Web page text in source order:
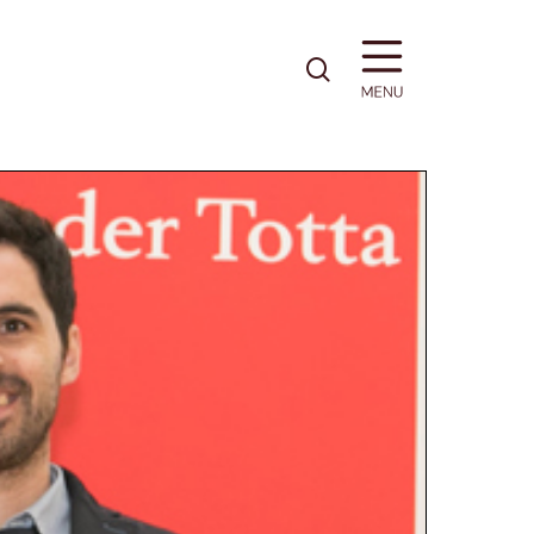
pesquisa